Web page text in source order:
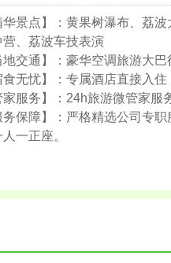
华景点】：黄果树瀑布、荔
营、荔波车技表演
地交通】：豪华空调旅游大巴
食无忧】：专属酒店直接入
家服务】：24h旅游微管家服
务保障】：严格精选公司专
一正座。